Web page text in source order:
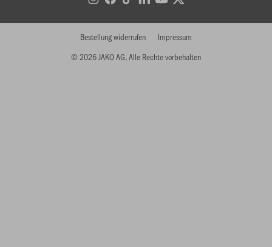
© 2026 JAKO AG, Alle Rechte vorbehalten
Bestellung widerrufen Impressum